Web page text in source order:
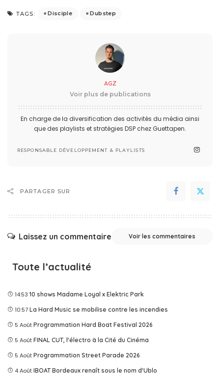
TAGS: Disciple Dubstep
AGZ
Voir plus de publications
En charge de la diversification des activités du média ainsi
que des playlists et stratégies DSP chez Guettapen.
RESPONSABLE DÉVELOPPEMENT & PLAYLISTS
PARTAGER SUR
Laissez un commentaire Voir les commentaires
Toute l’actualité
14:53 10 shows Madame Loyal x Elektric Park
10:57 La Hard Music se mobilise contre les incendies
5 Août Programmation Hard Boat Festival 2026
5 Août FINAL CUT, l'électro à la Cité du Cinéma
5 Août Programmation Street Parade 2026
4 Août IBOAT Bordeaux renaît sous le nom d'Ublo